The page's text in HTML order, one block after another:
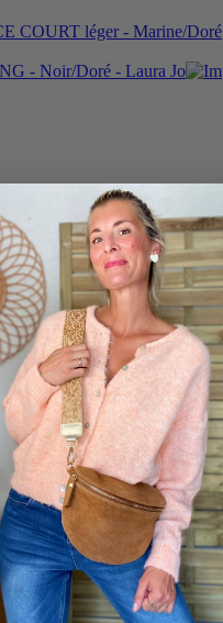
COURT léger - Marine/Doré
LONG - Noir/Doré •
COURT - Kaki/Doré